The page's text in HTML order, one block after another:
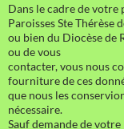
Dans le cadre de
Paroisses Ste Thérèse
ou bien du Diocèse de
ou de vous
contacter, vous nous
fourniture de ces
que nous les
nécessaire.
Sauf demande de